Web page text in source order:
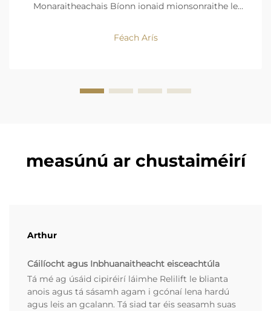
Monaraitheachais Bíonn ionaid mionsonraithe le
gcórais aistriú áiteanna i gcomparáid le hoibríochtaí
láimhe. Opthaimíonn na gluaisteáin seo leanúint ar
Féach Arís
measúnú ar chustaiméirí
Arthur
Cáilíocht agus Inbhuanaitheacht eisceachtúla
Tá mé ag úsáid cipiréirí láimhe Relilift le blianta
anois agus tá sásamh agam i gcónaí lena hardú
agus leis an gcalann. Tá siad tar éis seasamh suas